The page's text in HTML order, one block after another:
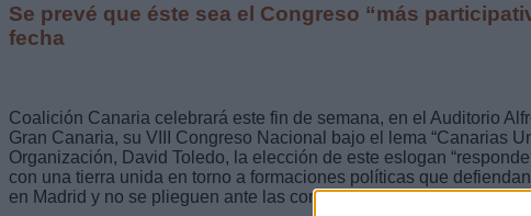
Se prevé que éste sea el Congreso “más
fecha
Coalición Canaria celebrará este fin de semana, en el Auditorio
Gran Canaria, su VIII Congreso Nacional bajo el lema “Canarias
Organización, David Toledo, la elección de este eslogan
con una tierra unida en torno a formaciones políticas que
en Madrid y no se plieguen ante las consignas de los partidos